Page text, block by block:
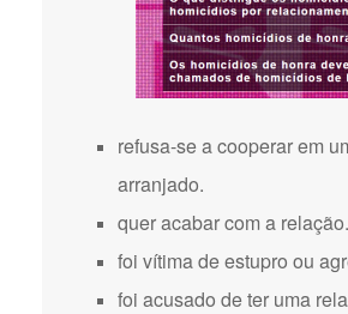
refusa-se a cooperar em
arranjado.
quer acabar com a relação.
foi vítima de estupro ou
foi acusado de ter uma